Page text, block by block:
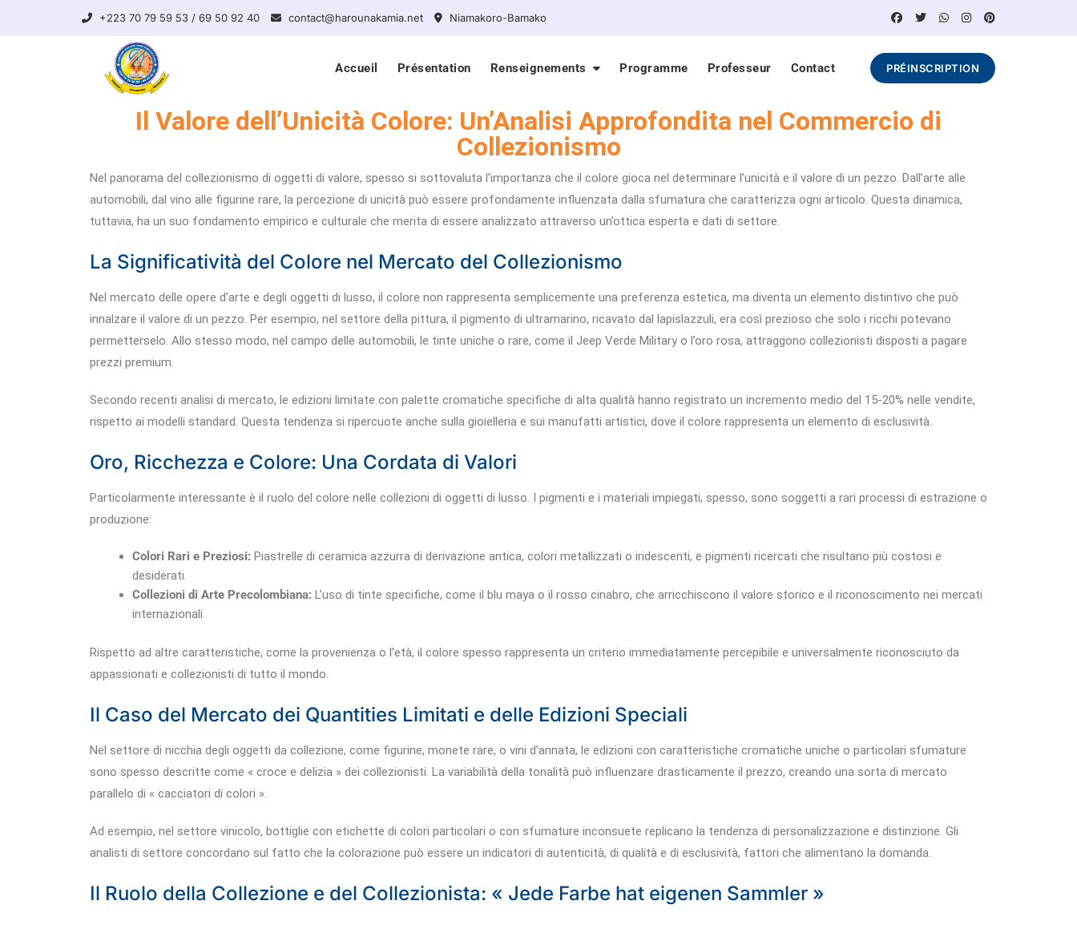
+223 70 79 59 53 / 69 50 92 40 contact@harounakamia.net Niamakoro-Bamako
Accueil Présentation Renseignements Programme Professeur Contact PRÉINSCRIPTION
Il Valore dell’Unicità Colore: Un’Analisi Approfondita nel Commercio di
Collezionismo
Nel panorama del collezionismo di oggetti di valore, spesso si sottovaluta l’importanza che il colore gioca nel determinare l’unicità e il valore di un pezzo. Dall’arte alle
automobili, dal vino alle figurine rare, la percezione di unicità può essere profondamente influenzata dalla sfumatura che caratterizza ogni articolo. Questa dinamica,
tuttavia, ha un suo fondamento empirico e culturale che merita di essere analizzato attraverso un’ottica esperta e dati di settore.
La Significatività del Colore nel Mercato del Collezionismo
Nel mercato delle opere d’arte e degli oggetti di lusso, il colore non rappresenta semplicemente una preferenza estetica, ma diventa un elemento distintivo che può
innalzare il valore di un pezzo. Per esempio, nel settore della pittura, il pigmento di ultramarino, ricavato dal lapislazzuli, era così prezioso che solo i ricchi potevano
permetterselo. Allo stesso modo, nel campo delle automobili, le tinte uniche o rare, come il Jeep Verde Military o l’oro rosa, attraggono collezionisti disposti a pagare
prezzi premium.
Secondo recenti analisi di mercato, le edizioni limitate con palette cromatiche specifiche di alta qualità hanno registrato un incremento medio del 15-20% nelle vendite,
rispetto ai modelli standard. Questa tendenza si ripercuote anche sulla gioielleria e sui manufatti artistici, dove il colore rappresenta un elemento di esclusività.
Oro, Ricchezza e Colore: Una Cordata di Valori
Particolarmente interessante è il ruolo del colore nelle collezioni di oggetti di lusso. I pigmenti e i materiali impiegati, spesso, sono soggetti a rari processi di estrazione o
produzione:
Colori Rari e Preziosi: Piastrelle di ceramica azzurra di derivazione antica, colori metallizzati o iridescenti, e pigmenti ricercati che risultano più costosi e
desiderati.
Collezioni di Arte Precolombiana: L’uso di tinte specifiche, come il blu maya o il rosso cinabro, che arricchiscono il valore storico e il riconoscimento nei mercati
internazionali.
Rispetto ad altre caratteristiche, come la provenienza o l’età, il colore spesso rappresenta un criterio immediatamente percepibile e universalmente riconosciuto da
appassionati e collezionisti di tutto il mondo.
Il Caso del Mercato dei Quantities Limitati e delle Edizioni Speciali
Nel settore di nicchia degli oggetti da collezione, come figurine, monete rare, o vini d’annata, le edizioni con caratteristiche cromatiche uniche o particolari sfumature
sono spesso descritte come « croce e delizia » dei collezionisti. La variabilità della tonalità può influenzare drasticamente il prezzo, creando una sorta di mercato
parallelo di « cacciatori di colori ».
Ad esempio, nel settore vinicolo, bottiglie con etichette di colori particolari o con sfumature inconsuete replicano la tendenza di personalizzazione e distinzione. Gli
analisti di settore concordano sul fatto che la colorazione può essere un indicatori di autenticità, di qualità e di esclusività, fattori che alimentano la domanda.
Il Ruolo della Collezione e del Collezionista: « Jede Farbe hat eigenen Sammler »